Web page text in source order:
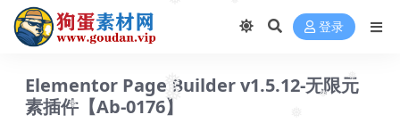
❅
❅ ❅
❅ 登录
Elementor Page Builder v1.5.12-无限元
素插件【Ab-0176】